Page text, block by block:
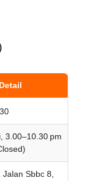
Detail
3.00–10.30 pm
Sbbc 8,